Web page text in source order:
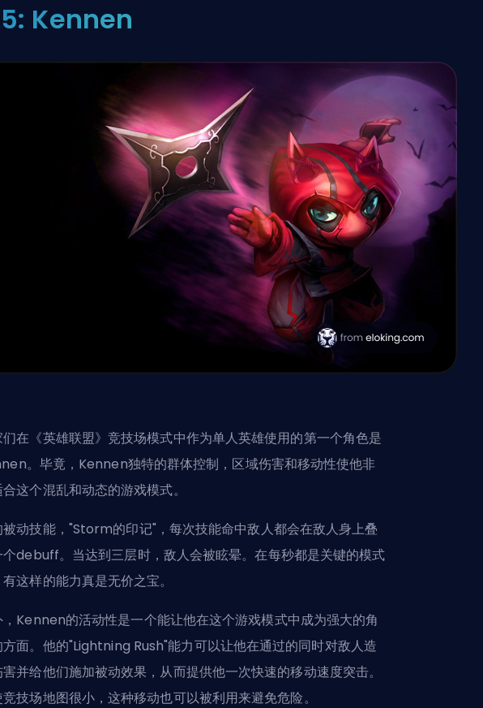
Kennen
在《英雄联盟》竞技场模式中作为单人英雄使用的第一个角色是
。毕竟，Kennen独特的群体控制，区域伤害和移动性使他非
这个混乱和动态的游戏模式。
被动技能，"Storm的印记"，每次技能命中敌人都会在敌人身上叠
个debuff。当达到三层时，敌人会被眩晕。在每秒都是关键的模式
这样的能力真是无价之宝。
Kennen的活动性是一个能让他在这个游戏模式中成为强大的角
面。他的"Lightning Rush"能力可以让他在通过的同时对敌人造
并给他们施加被动效果，从而提供他一次快速的移动速度突击。
技场地图很小，这种移动也可以被利用来避免危险。